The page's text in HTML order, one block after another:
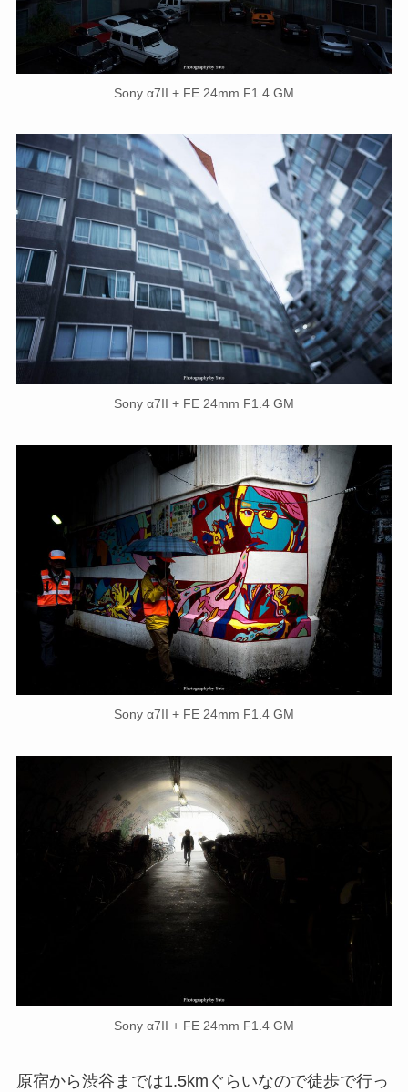
Sony α7II + FE 24mm F1.4 GM
Sony α7II + FE 24mm F1.4 GM
Sony α7II + FE 24mm F1.4 GM
Sony α7II + FE 24mm F1.4 GM
原宿から渋谷までは1.5kmぐらいなので徒歩で行っ